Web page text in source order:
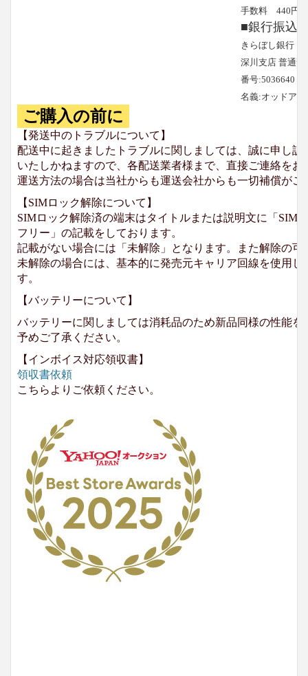
手数料 440円と
■銀行振込
きらぼし銀行
深川支店 普通預
番号:5036640
名義:オッドア
ご購入の前に
【発送中のトラブルについて】
配送中に起きましたトラブルに関しましては、誠に申し
いたしかねますので、各配送業者様まで、直接ご連絡を
運送方法の場合は当社からも運送会社からも一切補償がご
【SIMロック解除について】
SIMロック解除済の端末はタイトルまたは説明文に「SIM
フリー」の記載をしております。
記載がない場合には「未解除」となります。また解除の可
未解除の場合には、基本的に発売元キャリア回線を使用
す。
【バッテリーについて】
バッテリーに関しましては消耗品のため新品同様の性能
予めご了承ください。
【インボイス対応領収書】
領収書依頼
こちらよりご依頼ください。